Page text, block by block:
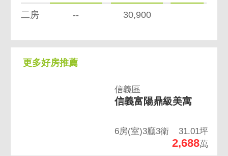
二房 -- 30,900
更多好房推薦
信義區
信義富陽鼎級美寓
6房(室)3廳3衛 31.01坪
2,688萬